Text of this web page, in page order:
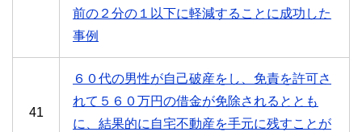
前の２分の１以下に軽減することに成功した
事例
41
６０代の男性が自己破産をし、免責を許可さ
れて５６０万円の借金が免除されるととも
に、結果的に自宅不動産を手元に残すことが